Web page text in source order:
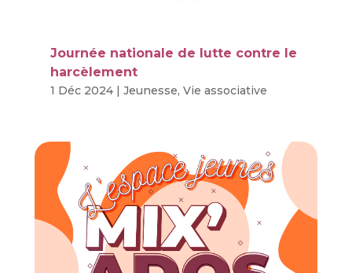
Journée nationale de lutte contre le
harcèlement
1 Déc 2024| Jeunesse, Vie associative